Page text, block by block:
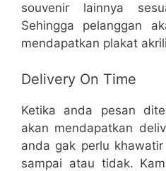
souvenir lainnya
Sehingga pelanggan
mendapatkan plakat
Delivery On Time
Ketika anda pesan
akan mendapatkan
anda gak perlu
sampai atau tidak.